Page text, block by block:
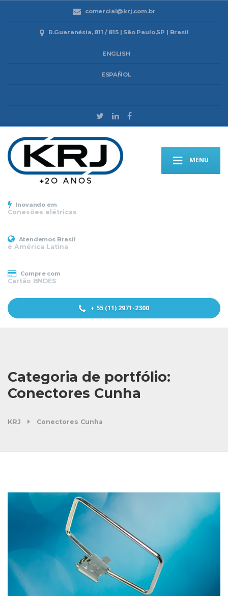
comercial@krj.com.br
R.Guaranésia, 811 / 815 | São Paulo,SP | Brasil
ENGLISH
ESPAÑOL
MENU
Inovando em
Conexões elétricas
Atendemos Brasil
e América Latina
Compre com
Cartão BNDES
+ 55 (11) 2971-2300
Categoria de portfólio:
Conectores Cunha
KRJ Conectores Cunha